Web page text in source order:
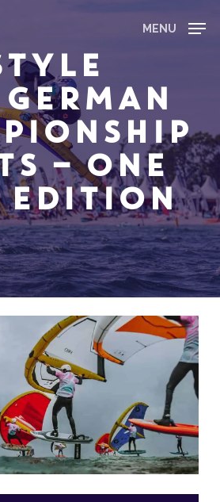
MENU
– One
Edition